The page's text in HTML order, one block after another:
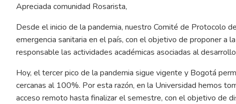
Apreciada comunidad Rosarista,
Desde el inicio de la pandemia, nuestro Comité de Protocolo
emergencia sanitaria en el país, con el objetivo de proponer a
responsable las actividades académicas asociadas al
Hoy, el tercer pico de la pandemia sigue vigente y Bogotá
cercanas al 100%. Por esta razón, en la Universidad hemos
acceso remoto hasta finalizar el semestre, con el objetivo de